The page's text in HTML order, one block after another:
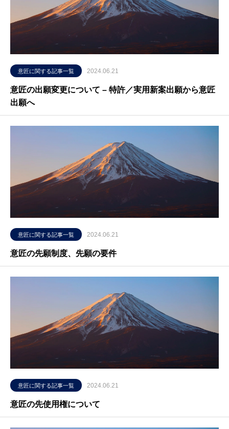
意匠に関する記事一覧 2024.06.21
意匠の出願変更について – 特許／実用新案出願から意匠
出願へ
意匠に関する記事一覧 2024.06.21
意匠の先願制度、先願の要件
意匠に関する記事一覧 2024.06.21
意匠の先使用権について